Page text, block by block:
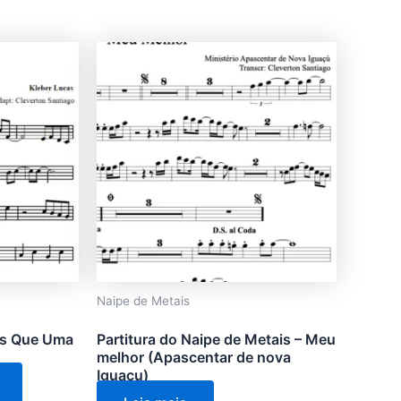
Que Uma
tem
várias
variantes.
As
podem
ser
escolhidas
do
Naipe de Metais
Partitura do Naipe de Metais – Meu
melhor (Apascentar de nova
Iguaçu)